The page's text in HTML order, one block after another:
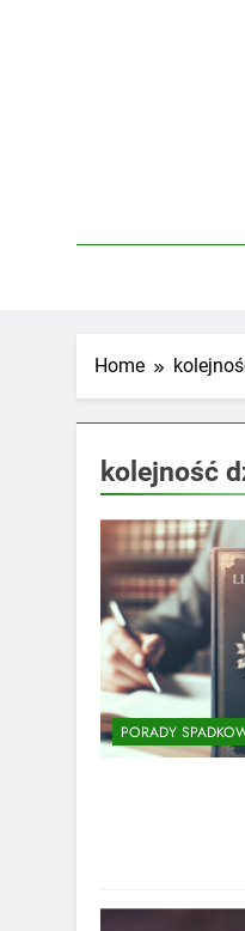
Home
kolejność
PORADY